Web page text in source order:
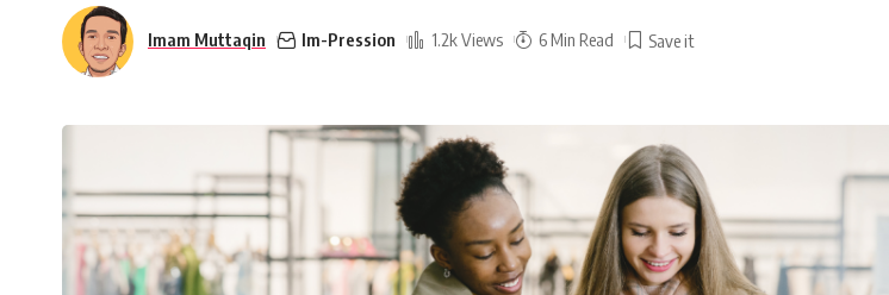
Imam Muttaqin Im-Pression 1.2k Views 6 Min Read